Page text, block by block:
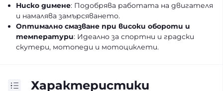
Ниско димене: Подобрява работата на двигателя
и намалява замърсяването.
Оптимално смазване при високи обороти и
температури: Идеално за спортни и градски
скутери, мотопеди и мотоциклети.
Характеристики